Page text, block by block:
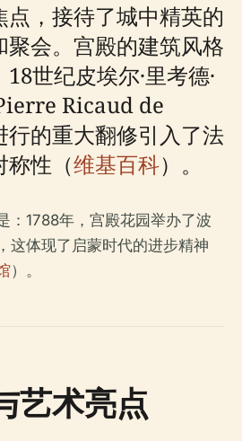
，接待了城中精英的
会。宫殿的建筑风格
世纪皮埃尔·里考德·
Ricaud de
的重大翻修引入了法
称性（维基百科）。
：1788年，宫殿花园举办了波
这体现了启蒙时代的进步精神
）。
艺术亮点